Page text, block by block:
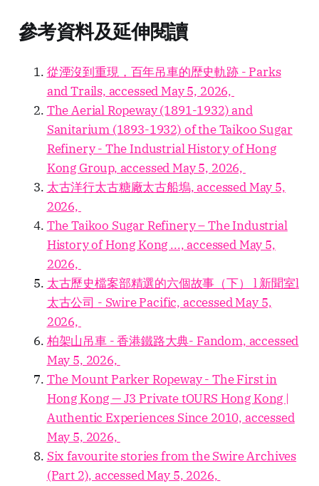
參考資料及延伸閱讀
從湮沒到重現，百年吊車的歴史軌跡 - Parks
and Trails, accessed May 5, 2026,
The Aerial Ropeway (1891-1932) and
Sanitarium (1893-1932) of the Taikoo Sugar
Refinery - The Industrial History of Hong
Kong Group, accessed May 5, 2026,
太古洋行太古糖廠太古船塢, accessed May 5,
2026,
The Taikoo Sugar Refinery – The Industrial
History of Hong Kong ..., accessed May 5,
2026,
太古歷史檔案部精選的六個故事（下） l 新聞室l
太古公司 - Swire Pacific, accessed May 5,
2026,
柏架山吊車 - 香港鐵路大典- Fandom, accessed
May 5, 2026,
The Mount Parker Ropeway - The First in
Hong Kong — J3 Private tOURS Hong Kong |
Authentic Experiences Since 2010, accessed
May 5, 2026,
Six favourite stories from the Swire Archives
(Part 2), accessed May 5, 2026,